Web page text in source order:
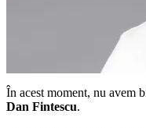
În acest moment, nu avem
Dan Fintescu.